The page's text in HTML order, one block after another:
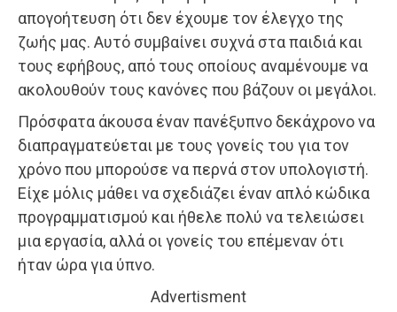
απογοήτευση ότι δεν έχουμε τον έλεγχο της
ζωής μας. Αυτό συμβαίνει συχνά στα παιδιά και
τους εφήβους, από τους οποίους αναμένουμε να
ακολουθούν τους κανόνες που βάζουν οι μεγάλοι.
Πρόσφατα άκουσα έναν πανέξυπνο δεκάχρονο να
διαπραγματεύεται με τους γονείς του για τον
χρόνο που μπορούσε να περνά στον υπολογιστή.
Είχε μόλις μάθει να σχεδιάζει έναν απλό κώδικα
προγραμματισμού και ήθελε πολύ να τελειώσει
μια εργασία, αλλά οι γονείς του επέμεναν ότι
ήταν ώρα για ύπνο.
Advertisment